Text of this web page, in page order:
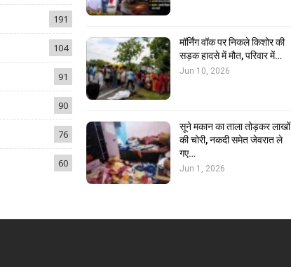
191
104
91
90
76
60
मॉर्निंग वॉक पर निकले किशोर की
सड़क हादसे में मौत, परिवार में…
Jun 10, 2026
सूने मकान का ताला तोड़कर लाखों
की चोरी, नकदी समेत जेवरात ले
गए…
Jun 1, 2026